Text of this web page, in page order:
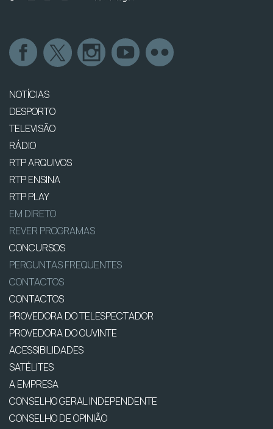
NOTÍCIAS
DESPORTO
TELEVISÃO
RÁDIO
RTP ARQUIVOS
RTP ENSINA
RTP PLAY
EM DIRETO
REVER PROGRAMAS
CONCURSOS
PERGUNTAS FREQUENTES
CONTACTOS
CONTACTOS
PROVEDORA DO TELESPECTADOR
PROVEDORA DO OUVINTE
ACESSIBILIDADES
SATÉLITES
A EMPRESA
CONSELHO GERAL INDEPENDENTE
CONSELHO DE OPINIÃO